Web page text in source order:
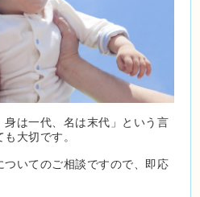
身は一代、名は末代」という言
大切です。
いてのご相談ですので、即応